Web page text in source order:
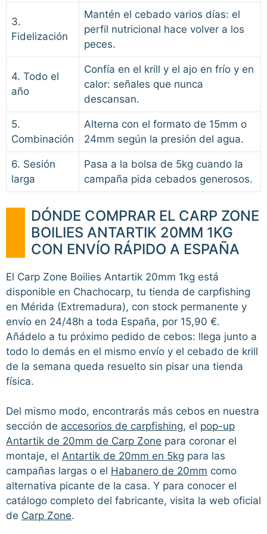
3.
Fidelización
Mantén el cebado varios días: el
perfil nutricional hace volver a los
peces.
4. Todo el
año
Confía en el krill y el ajo en frío y en
calor: señales que nunca
descansan.
5.
Combinación
Alterna con el formato de 15mm o
24mm según la presión del agua.
6. Sesión
larga
Pasa a la bolsa de 5kg cuando la
campaña pida cebados generosos.
DÓNDE COMPRAR EL CARP ZONE
BOILIES ANTARTIK 20MM 1KG
CON ENVÍO RÁPIDO A ESPAÑA
El Carp Zone Boilies Antartik 20mm 1kg está
disponible en Chachocarp, tu tienda de carpfishing
en Mérida (Extremadura), con stock permanente y
envío en 24/48h a toda España, por 15,90 €.
Añádelo a tu próximo pedido de cebos: llega junto a
todo lo demás en el mismo envío y el cebado de krill
de la semana queda resuelto sin pisar una tienda
física.
Del mismo modo, encontrarás más cebos en nuestra
sección de accesorios de carpfishing, el pop-up
Antartik de 20mm de Carp Zone para coronar el
montaje, el Antartik de 20mm en 5kg para las
campañas largas o el Habanero de 20mm como
alternativa picante de la casa. Y para conocer el
catálogo completo del fabricante, visita la web oficial
de Carp Zone.